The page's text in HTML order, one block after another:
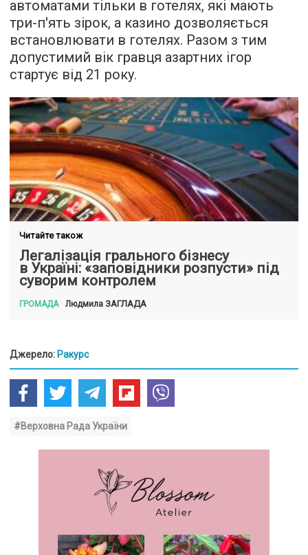
автоматами тільки в готелях, які мають
три-п'ять зірок, а казино дозволяється
встановлювати в готелях. Разом з тим
допустимий вік гравця азартних ігор
стартує від 21 року.
Читайте також
Легалізація грального бізнесу
в Україні: «заповідники розпусти» під
суворим контролем
ГРОМАДА Людмила ЗАГЛАДА
Джерело: Ракурс
#Верховна Рада України